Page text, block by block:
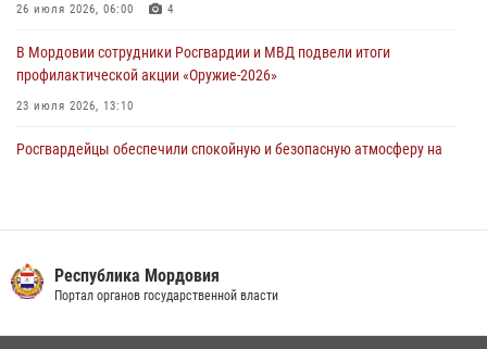
26 июля 2026, 06:00 4
В Мордовии сотрудники Росгвардии и МВД подвели итоги
профилактической акции «Оружие‑2026»
23 июля 2026, 13:10
Росгвардейцы обеспечили спокойную и безопасную атмосферу на
обеспечили безопасность на футбольных мероприятиях: от
регионального турнира до Суперкубка России
Республика Мордовия
Портал органов государственной власти